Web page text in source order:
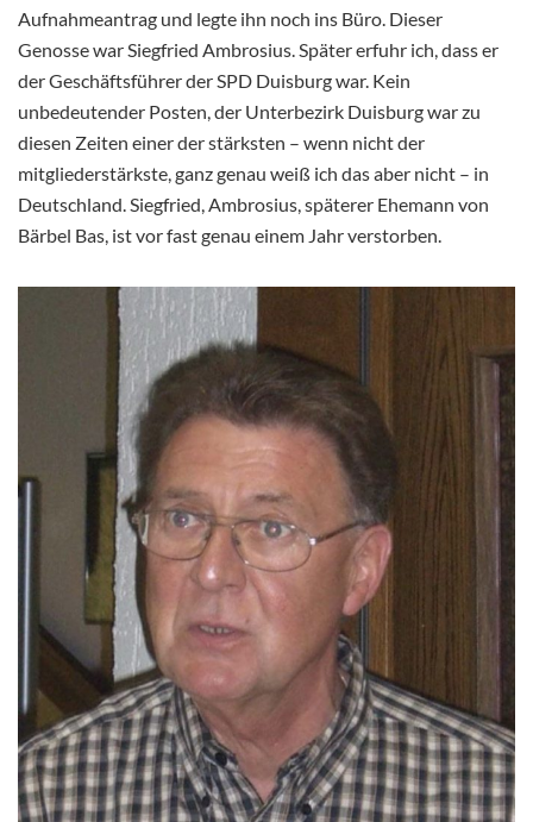
Aufnahmeantrag und legte ihn noch ins Büro. Dieser
Genosse war Siegfried Ambrosius. Später erfuhr ich, dass er
der Geschäftsführer der SPD Duisburg war. Kein
unbedeutender Posten, der Unterbezirk Duisburg war zu
diesen Zeiten einer der stärksten – wenn nicht der
mitgliederstärkste, ganz genau weiß ich das aber nicht – in
Deutschland. Siegfried, Ambrosius, späterer Ehemann von
Bärbel Bas, ist vor fast genau einem Jahr verstorben.